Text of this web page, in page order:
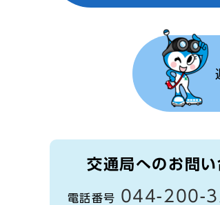
交通局へのお問
電話番号 044-200-